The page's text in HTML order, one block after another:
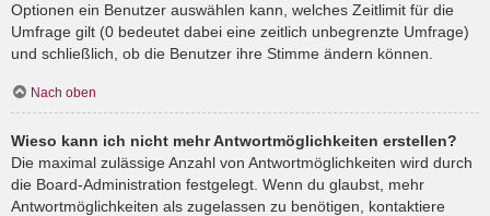
Optionen ein Benutzer auswählen kann, welches Zeitlimit für die
Umfrage gilt (0 bedeutet dabei eine zeitlich unbegrenzte Umfrage)
und schließlich, ob die Benutzer ihre Stimme ändern können.
Nach oben
Wieso kann ich nicht mehr Antwortmöglichkeiten erstellen?
Die maximal zulässige Anzahl von Antwortmöglichkeiten wird durch
die Board-Administration festgelegt. Wenn du glaubst, mehr
Antwortmöglichkeiten als zugelassen zu benötigen, kontaktiere